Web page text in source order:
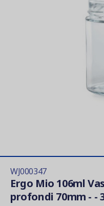
WJ000347
Ergo Mio 106ml
profondi 70mm - -